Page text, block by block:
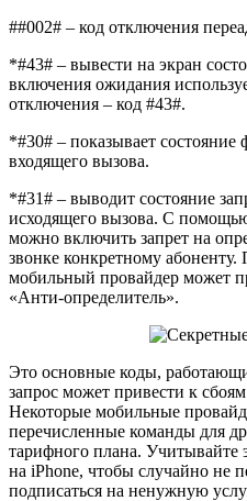
##002# – код отключения
*#43# – вывести на экран
включения ожидания
отключения – код #43#.
*#30# – показывает
входящего вызова.
*#31# – выводит состояние
исходящего вызова. С
можно включить запрет на
звонке конкретному абоненту.
мобильный провайдер может
«Анти-определитель».
Это основные коды,
запрос может привести к
Некоторые мобильные
перечисленные команды для
тарифного плана. Учитывайте
на iPhone, чтобы случайно не
подписаться на ненужную